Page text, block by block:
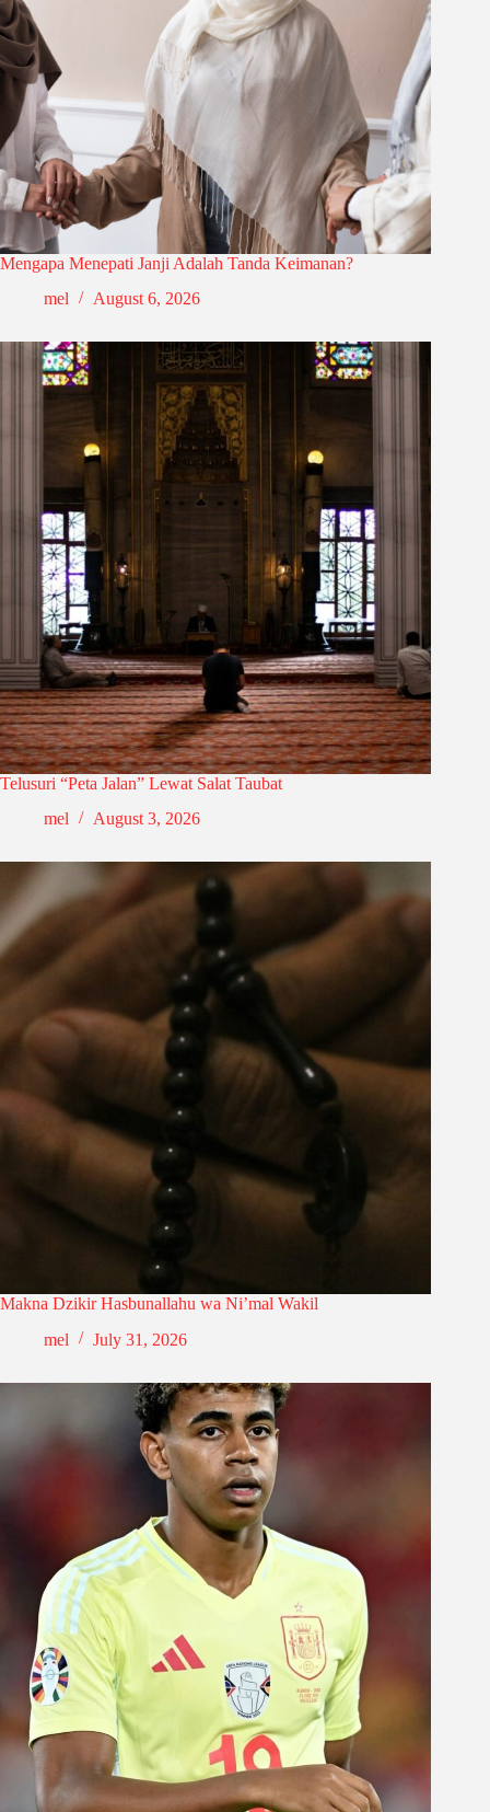
Mengapa Menepati Janji Adalah Tanda Keimanan?
mel
August 6, 2026
Telusuri “Peta Jalan” Lewat Salat Taubat
mel
August 3, 2026
Makna Dzikir Hasbunallahu wa Ni’mal Wakil
mel
July 31, 2026